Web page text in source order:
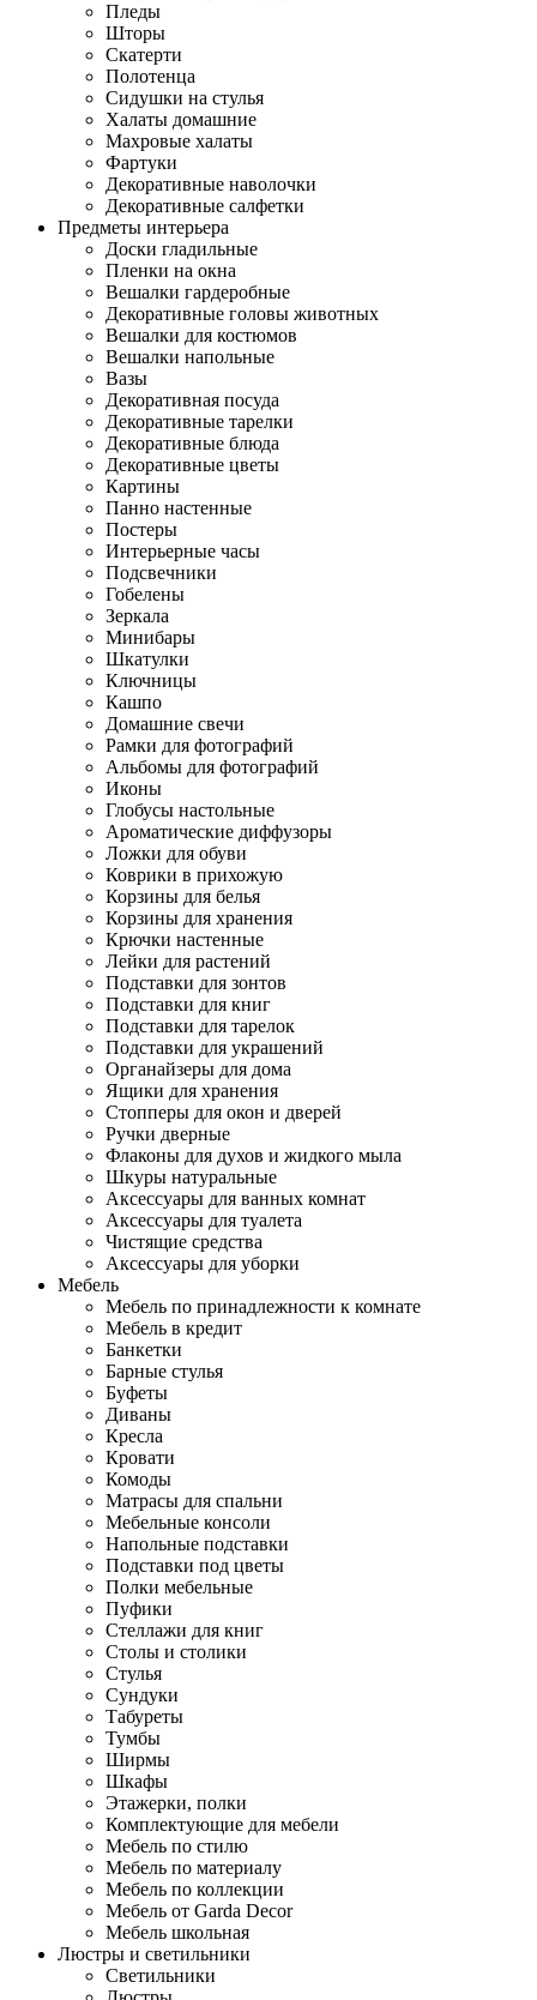
Пледы
Шторы
Скатерти
Полотенца
Сидушки на стулья
Халаты домашние
Махровые халаты
Фартуки
Декоративные наволочки
Декоративные салфетки
Предметы интерьера
Доски гладильные
Пленки на окна
Вешалки гардеробные
Декоративные головы животных
Вешалки для костюмов
Вешалки напольные
Вазы
Декоративная посуда
Декоративные тарелки
Декоративные блюда
Декоративные цветы
Картины
Панно настенные
Постеры
Интерьерные часы
Подсвечники
Гобелены
Зеркала
Минибары
Шкатулки
Ключницы
Кашпо
Домашние свечи
Рамки для фотографий
Альбомы для фотографий
Иконы
Глобусы настольные
Ароматические диффузоры
Ложки для обуви
Коврики в прихожую
Корзины для белья
Корзины для хранения
Крючки настенные
Лейки для растений
Подставки для зонтов
Подставки для книг
Подставки для тарелок
Подставки для украшений
Органайзеры для дома
Ящики для хранения
Стопперы для окон и дверей
Ручки дверные
Флаконы для духов и жидкого мыла
Шкуры натуральные
Аксессуары для ванных комнат
Аксессуары для туалета
Чистящие средства
Аксессуары для уборки
Мебель
Мебель по принадлежности к комнате
Мебель в кредит
Банкетки
Барные стулья
Буфеты
Диваны
Кресла
Кровати
Комоды
Матрасы для спальни
Мебельные консоли
Напольные подставки
Подставки под цветы
Полки мебельные
Пуфики
Стеллажи для книг
Столы и столики
Стулья
Сундуки
Табуреты
Тумбы
Ширмы
Шкафы
Этажерки, полки
Комплектующие для мебели
Мебель по стилю
Мебель по материалу
Мебель по коллекции
Мебель от Garda Decor
Мебель школьная
Люстры и светильники
Светильники